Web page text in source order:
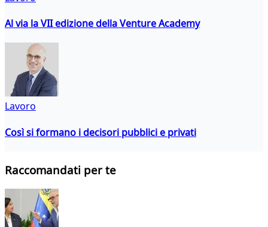
Al via la VII edizione della Venture Academy
Lavoro
Così si formano i decisori pubblici e privati
Raccomandati per te